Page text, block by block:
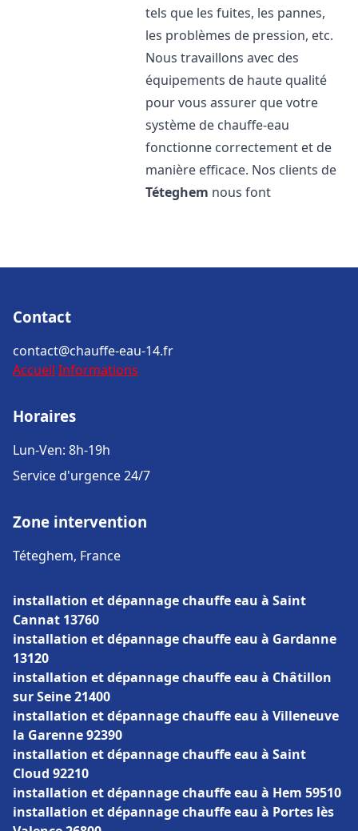
tels que les fuites, les pannes,
les problèmes de pression, etc.
Nous travaillons avec des
équipements de haute qualité
pour vous assurer que votre
système de chauffe-eau
fonctionne correctement et de
manière efficace. Nos clients de
Téteghem nous font
Contact
contact@chauffe-eau-14.fr
Accueil Informations
Horaires
Lun-Ven: 8h-19h
Service d'urgence 24/7
Zone intervention
Téteghem, France
installation et dépannage chauffe eau à Saint
Cannat 13760
installation et dépannage chauffe eau à Gardanne
13120
installation et dépannage chauffe eau à Châtillon
sur Seine 21400
installation et dépannage chauffe eau à Villeneuve
la Garenne 92390
installation et dépannage chauffe eau à Saint
Cloud 92210
installation et dépannage chauffe eau à Hem 59510
installation et dépannage chauffe eau à Portes lès